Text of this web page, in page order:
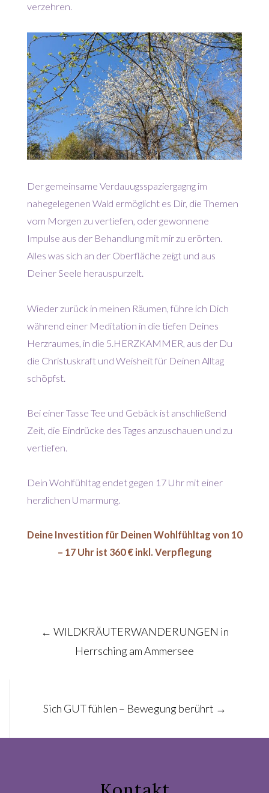
verzehren.
Der gemeinsame Verdauugsspaziergagng im
nahegelegenen Wald ermöglicht es Dir, die Themen
vom Morgen zu vertiefen, oder gewonnene
Impulse aus der Behandlung mit mir zu erörten.
Alles was sich an der Oberfläche zeigt und aus
Deiner Seele herauspurzelt.
Wieder zurück in meinen Räumen, führe ich Dich
während einer Meditation in die tiefen Deines
Herzraumes, in die 5.HERZKAMMER, aus der Du
die Christuskraft und Weisheit für Deinen Alltag
schöpfst.
Bei einer Tasse Tee und Gebäck ist anschließend
Zeit, die Eindrücke des Tages anzuschauen und zu
vertiefen.
Dein Wohlfühltag endet gegen 17 Uhr mit einer
herzlichen Umarmung.
Deine Investition für Deinen Wohlfühltag von 10
– 17 Uhr ist 360 € inkl. Verpflegung
navigation
← WILDKRÄUTERWANDERUNGEN in
Herrsching am Ammersee
Sich GUT fühlen – Bewegung berührt →